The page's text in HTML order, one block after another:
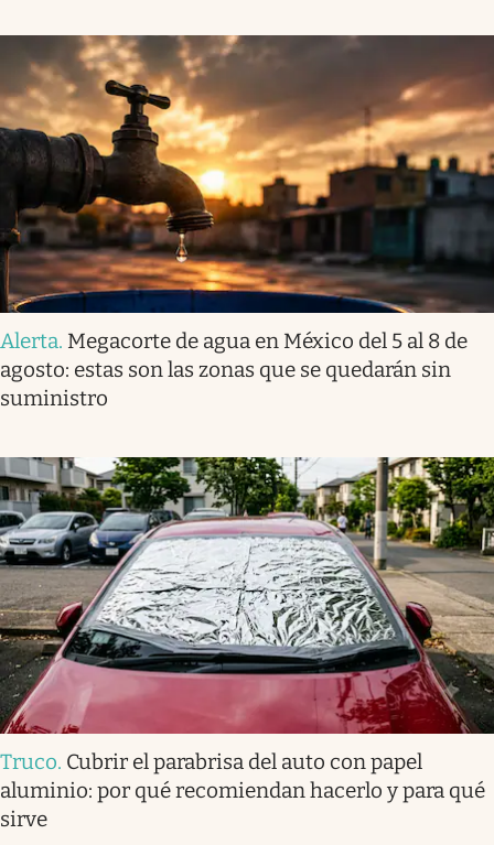
Alerta. Megacorte de agua en México del 5 al 8 de
agosto: estas son las zonas que se quedarán sin
suministro
Truco. Cubrir el parabrisa del auto con papel
aluminio: por qué recomiendan hacerlo y para qué
sirve